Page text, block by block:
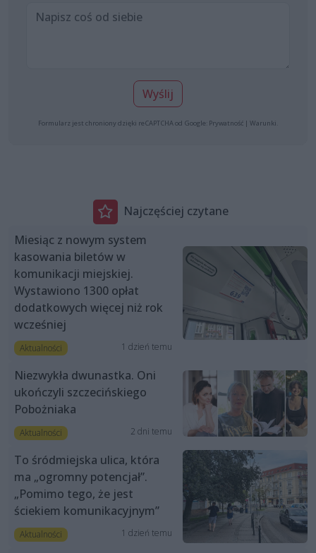
Wyślij
Formularz jest chroniony dzięki reCAPTCHA od Google: Prywatność | Warunki
Najczęściej czytane
Miesiąc z nowym system
kasowania biletów w
komunikacji miejskiej.
Wystawiono 1300 opłat
dodatkowych więcej niż rok
wcześniej
Aktualności 1 dzień temu
Niezwykła dwunastka. Oni
ukończyli szczecińskiego
Pobożniaka
Aktualności 2 dni temu
To śródmiejska ulica, która
ma „ogromny potencjał”.
„Pomimo tego, że jest
ściekiem komunikacyjnym”
Aktualności 1 dzień temu